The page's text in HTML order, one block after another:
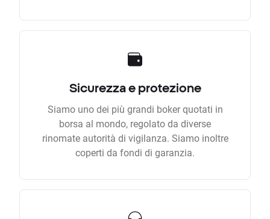
Sicurezza e protezione
Siamo uno dei più grandi boker quotati in
borsa al mondo, regolato da diverse
rinomate autorità di vigilanza. Siamo inoltre
coperti da fondi di garanzia.